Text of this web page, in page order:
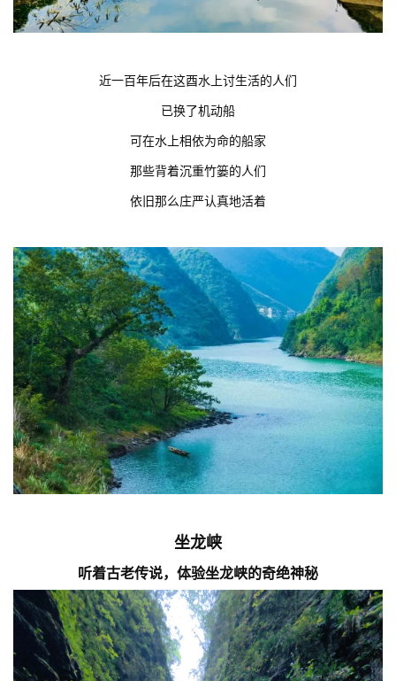
近一百年后在这酉水上讨生活的人们
已换了机动船
可在水上相依为命的船家
那些背着沉重竹篓的人们
依旧那么庄严认真地活着
坐龙峡
听着古老传说，体验坐龙峡的奇绝神秘